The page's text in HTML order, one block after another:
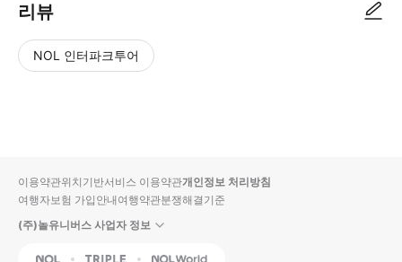
리뷰
NOL 인터파크투어
입니
다.
순
상
이용약관위치기반서비스 이용약관개인정보 처리방침
여행자보험 가입안내여행약관분쟁해결기준
(주)놀유니버스 사업자 정보